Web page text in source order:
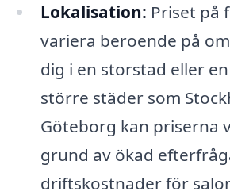
Lokalisation: Priset på
variera beroende på
dig i en storstad eller
större städer som
Göteborg kan priserna
grund av ökad
driftskostnader för